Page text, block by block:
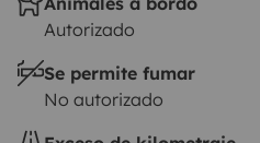
Autorizado
Se permite fumar
No autorizado